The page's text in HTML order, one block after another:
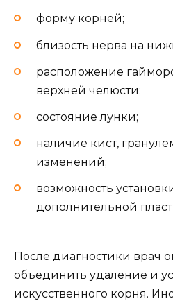
форму корней;
близость нерва на
расположение
верхней челюсти;
состояние лунки;
наличие кист,
изменений;
возможность
дополнительной
После диагностики врач
объединить удаление и
искусственного корня.